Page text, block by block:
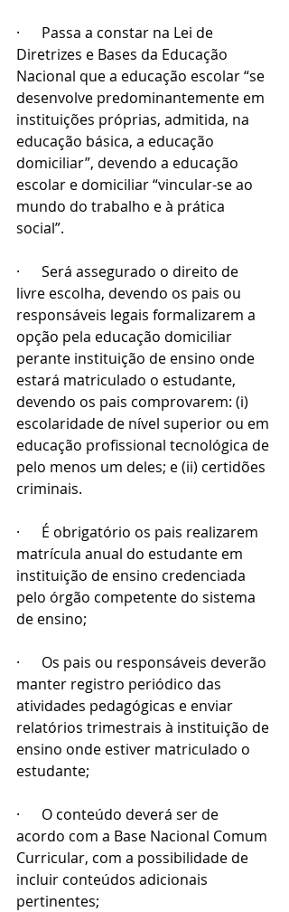
·      Passa a constar na Lei de
Diretrizes e Bases da Educação
Nacional que a educação escolar “se
desenvolve predominantemente em
instituições próprias, admitida, na
educação básica, a educação
domiciliar”, devendo a educação
escolar e domiciliar “vincular-se ao
mundo do trabalho e à prática
social”.
·      Será assegurado o direito de
livre escolha, devendo os pais ou
responsáveis legais formalizarem a
opção pela educação domiciliar
perante instituição de ensino onde
estará matriculado o estudante,
devendo os pais comprovarem: (i)
escolaridade de nível superior ou em
educação profissional tecnológica de
pelo menos um deles; e (ii) certidões
criminais.
·      É obrigatório os pais realizarem
matrícula anual do estudante em
instituição de ensino credenciada
pelo órgão competente do sistema
de ensino;
·      Os pais ou responsáveis deverão
manter registro periódico das
atividades pedagógicas e enviar
relatórios trimestrais à instituição de
ensino onde estiver matriculado o
estudante;
·      O conteúdo deverá ser de
acordo com a Base Nacional Comum
Curricular, com a possibilidade de
incluir conteúdos adicionais
pertinentes;